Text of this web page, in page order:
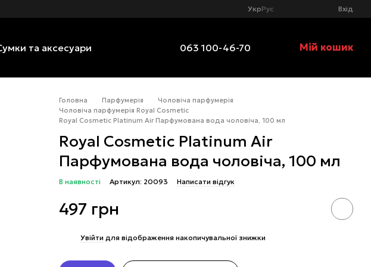
УкрРус Вхід
та аксесуари 063 100-46-70 Мій кошик
Головна Парфумерія
Чоловіча парфумерія
Чоловіча парфумерія Royal Cosmetic
Royal Cosmetic Platinum Air Парфумована вода чоловіча, 100 мл
Royal Cosmetic Platinum Air
Парфумована вода чоловіча, 100 мл
В наявності Артикул: 20093 Написати відгук
497 грн
Увійти для відображення накопичувальної знижки